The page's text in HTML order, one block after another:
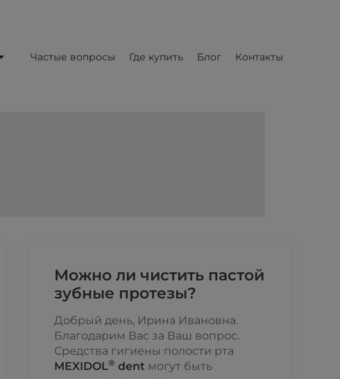
Частые вопросы Где купить Блог Контакты
Можно ли чистить пастой
зубные протезы?
Добрый день, Ирина Ивановна.
Благодарим Вас за Ваш вопрос.
Средства гигиены полости рта
MEXIDOL® dent могут быть